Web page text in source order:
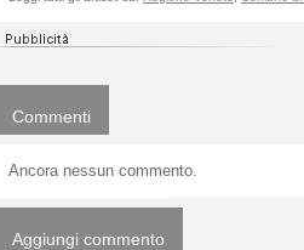
Commenti
Ancora nessun commento.
Aggiungi commento